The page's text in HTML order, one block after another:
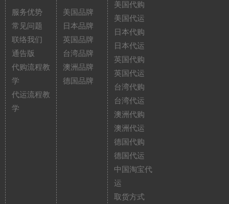
服务优势
常见问题
联络我们
通告版
代购流程教
学
代运流程教
学
美国品牌
日本品牌
英国品牌
台湾品牌
澳洲品牌
德国品牌
美国代购
美国代运
日本代购
日本代运
英国代购
英国代运
台湾代购
台湾代运
澳洲代购
澳洲代运
德国代购
德国代运
中国淘宝代
运
取货方式